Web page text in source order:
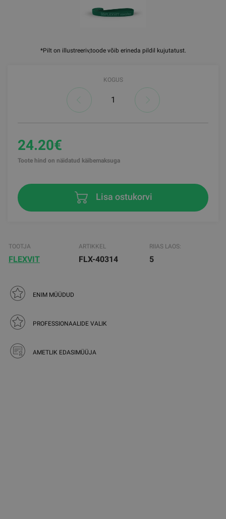
*Pilt on illustreeriv,toode võib erineda pildil kujutatust.
KOGUS
24.20€
Toote hind on näidatud käibemaksuga
Lisa ostukorvi
TOOTJA
FLEXVIT
ARTIKKEL
FLX-40314
RIIAS LAOS:
5
ENIM MÜÜDUD
PROFESSIONAALIDE VALIK
AMETLIK EDASIMÜÜJA